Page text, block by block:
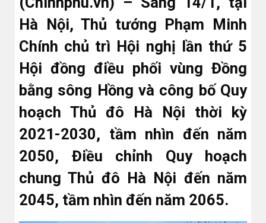
Hà Nội, Thủ tướng Phạm Minh
Chính chủ trì Hội nghị lần thứ 5
Hội đồng điều phối vùng Đồng
bằng sông Hồng và công bố Quy
hoạch Thủ đô Hà Nội thời kỳ
2021-2030, tầm nhìn đến năm
2050, Điều chỉnh Quy hoạch
chung Thủ đô Hà Nội đến năm
2045, tầm nhìn đến năm 2065.